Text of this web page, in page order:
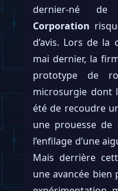
dernier-né
Corporation
d’avis. Lors de la
mai dernier, la
prototype de
microsurgie dont
été de recoudre
une prouesse
l’enfilage d’une
Mais derrière
une avancée bien